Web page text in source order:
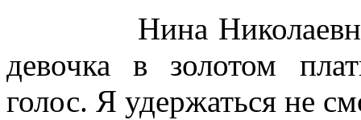
Нина
девочка в золотом
голос. Я удержаться не